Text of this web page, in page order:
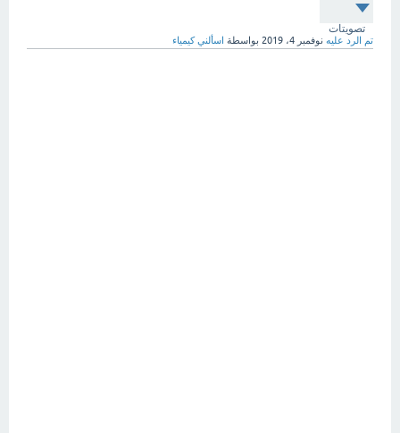
تصويتات
تم الرد عليه نوفمبر 4، 2019 بواسطة اسألني كيمياء